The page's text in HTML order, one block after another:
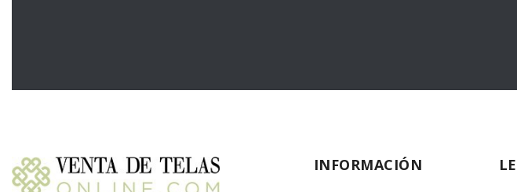
INFORMACIÓN